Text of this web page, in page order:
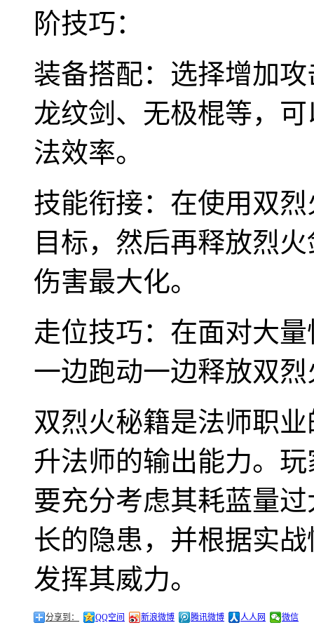
阶技巧：
装备搭配：选择增加
龙纹剑、无极棍等，
法效率。
技能衔接：在使用双
目标，然后再释放烈
伤害最大化。
走位技巧：在面对大
一边跑动一边释放双
双烈火秘籍是法师职
升法师的输出能力。
要充分考虑其耗蓝量
长的隐患，并根据实
发挥其威力。
分享到： QQ空间 新浪微博 腾讯微博 人人网 微信